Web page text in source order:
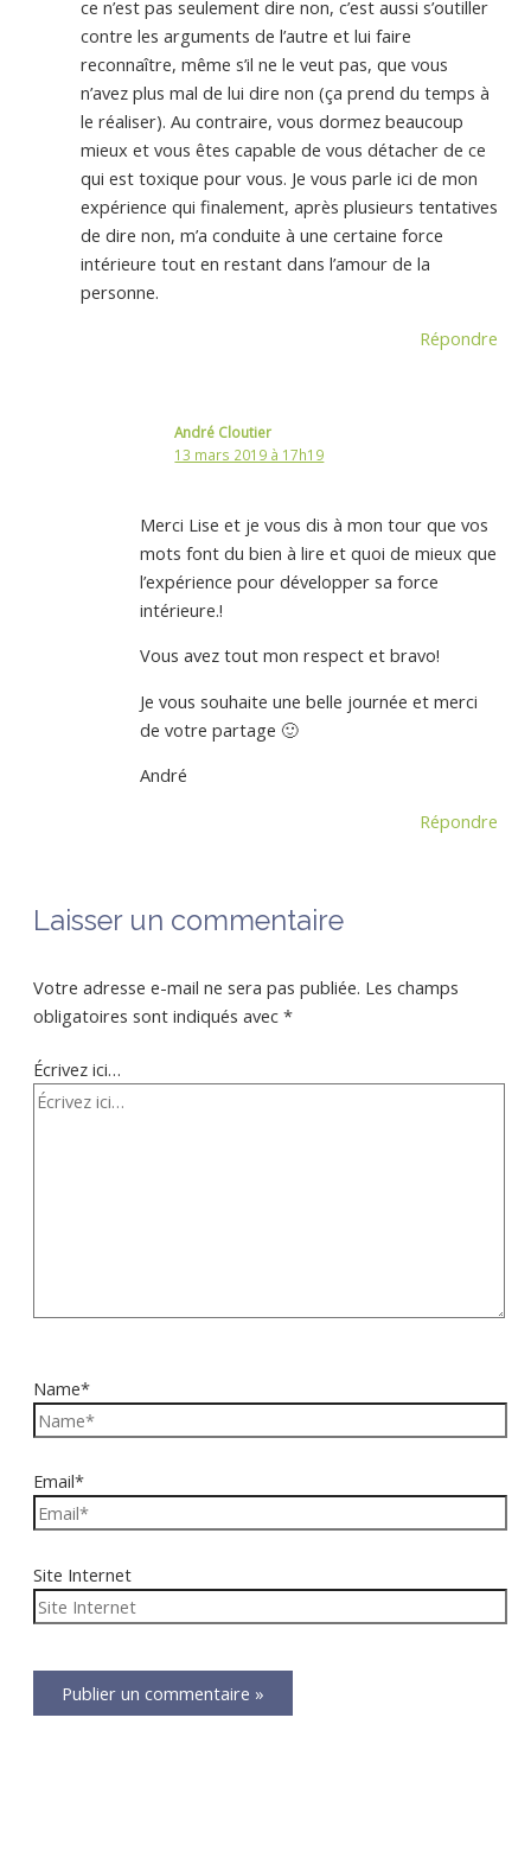
ce n’est pas seulement dire non, c’est aussi s’outiller
contre les arguments de l’autre et lui faire
reconnaître, même s’il ne le veut pas, que vous
n’avez plus mal de lui dire non (ça prend du temps à
le réaliser). Au contraire, vous dormez beaucoup
mieux et vous êtes capable de vous détacher de ce
qui est toxique pour vous. Je vous parle ici de mon
expérience qui finalement, après plusieurs tentatives
de dire non, m’a conduite à une certaine force
intérieure tout en restant dans l’amour de la
personne.
Répondre
André Cloutier
13 mars 2019 à 17h19
Merci Lise et je vous dis à mon tour que vos
mots font du bien à lire et quoi de mieux que
l’expérience pour développer sa force
intérieure.!
Vous avez tout mon respect et bravo!
Je vous souhaite une belle journée et merci
de votre partage 🙂
André
Répondre
Laisser un commentaire
Votre adresse e-mail ne sera pas publiée. Les champs
obligatoires sont indiqués avec *
Écrivez ici…
Name*
Email*
Site Internet